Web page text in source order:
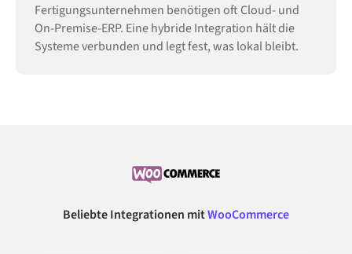
Fertigungsunternehmen benötigen oft Cloud- und
On-Premise-ERP. Eine hybride Integration hält die
Systeme verbunden und legt fest, was lokal bleibt.
Beliebte Integrationen mitWooCommerce